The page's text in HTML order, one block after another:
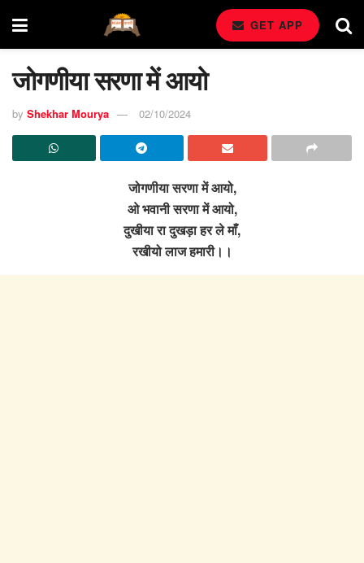
GET APP
जोगणीया सरणा में आयो
by Shekhar Mourya 02/10/2024
जोगणीया सरणा में आयो,
ओ भवानी सरणा में आयो,
दुखीया रा दुखड़ा हर ले माँ,
रखीयो लाज हमारी।।